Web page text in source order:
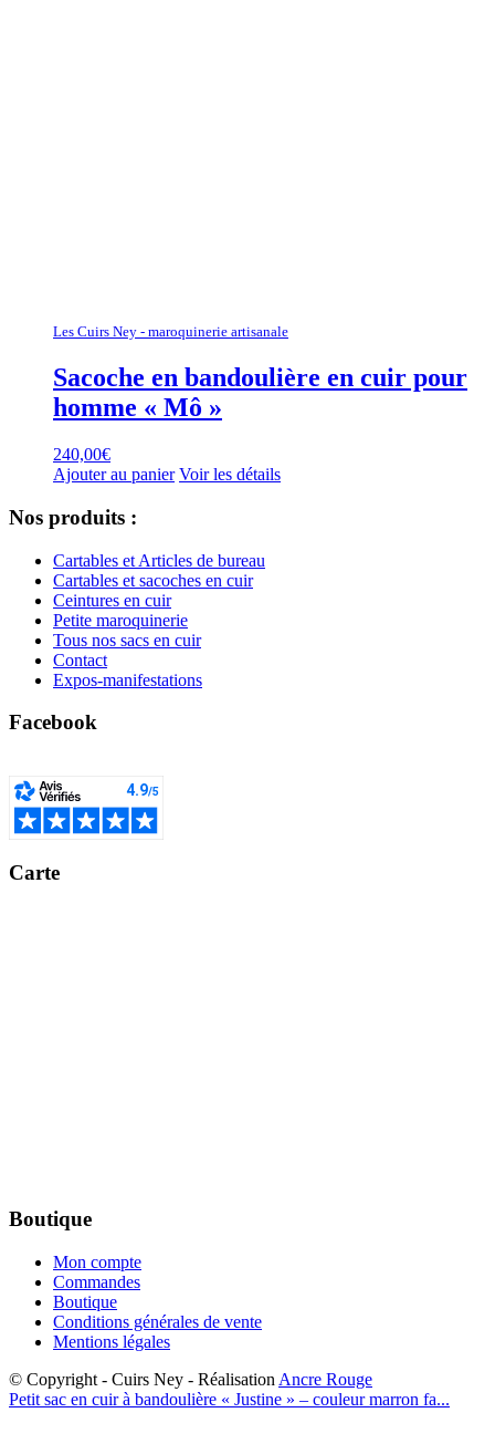
Les Cuirs Ney - maroquinerie artisanale
Sacoche en bandoulière en cuir pour
homme « Mô »
240,00€
Ajouter au panier Voir les détails
Nos produits :
Cartables et Articles de bureau
Cartables et sacoches en cuir
Ceintures en cuir
Petite maroquinerie
Tous nos sacs en cuir
Contact
Expos-manifestations
Facebook
Carte
Boutique
Mon compte
Commandes
Boutique
Conditions générales de vente
Mentions légales
© Copyright - Cuirs Ney - Réalisation Ancre Rouge
Petit sac en cuir à bandoulière « Justine » – couleur marron fa...